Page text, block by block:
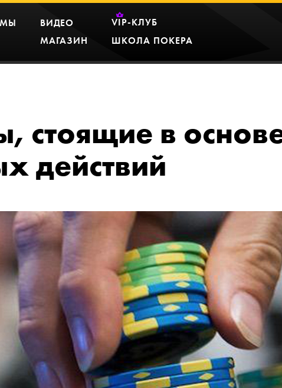
ВИДЕО
МАГАЗИН
VIP-КЛУБ
ШКОЛА ПОКЕРА
стоящие в
действий